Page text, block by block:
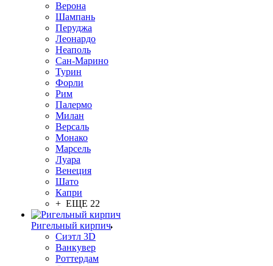
Верона
Шампань
Перуджа
Леонардо
Неаполь
Сан-Марино
Турин
Форли
Рим
Палермо
Милан
Версаль
Монако
Марсель
Луара
Венеция
Шато
Капри
+ ЕЩЕ 22
Ригельный кирпич
Сиэтл 3D
Ванкувер
Роттердам